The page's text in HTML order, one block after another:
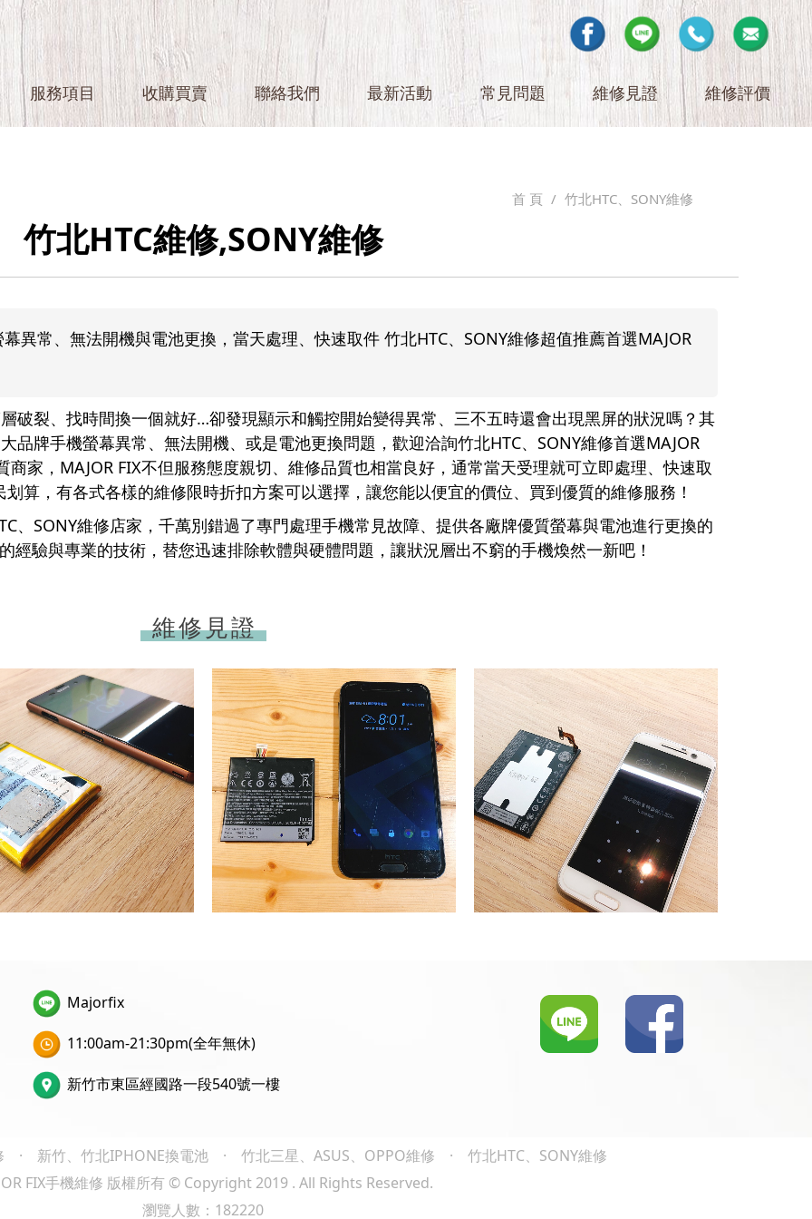
服務項目 收購買賣 聯絡我們 最新活動 常見問題 維修見證 維修評價
首 頁 竹北HTC、SONY維修
竹北HTC維修,SONY維修
異常、無法開機與電池更換，當天處理、快速取件 竹北HTC、SONY維修超值推薦首選MAJOR
破裂、找時間換一個就好…卻發現顯示和觸控開始變得異常、三不五時還會出現黑屏的狀況嗎？其
品牌手機螢幕異常、無法開機、或是電池更換問題，歡迎洽詢竹北HTC、SONY維修首選MAJOR
家，MAJOR FIX不但服務態度親切、維修品質也相當良好，通常當天受理就可立即處理、快速取
算，有各式各樣的維修限時折扣方案可以選擇，讓您能以便宜的價位、買到優質的維修服務！
、SONY維修店家，千萬別錯過了專門處理手機常見故障、提供各廠牌優質螢幕與電池進行更換的
經驗與專業的技術，替您迅速排除軟體與硬體問題，讓狀況層出不窮的手機煥然一新吧！
維修見證
Majorfix
11:00am-21:30pm(全年無休)
新竹市東區經國路一段540號一樓
· 新竹、竹北IPHONE換電池 · 竹北三星、ASUS、OPPO維修 · 竹北HTC、SONY維修
FIX手機維修 版權所有 © Copyright 2019 . All Rights Reserved.
瀏覽人數：182220